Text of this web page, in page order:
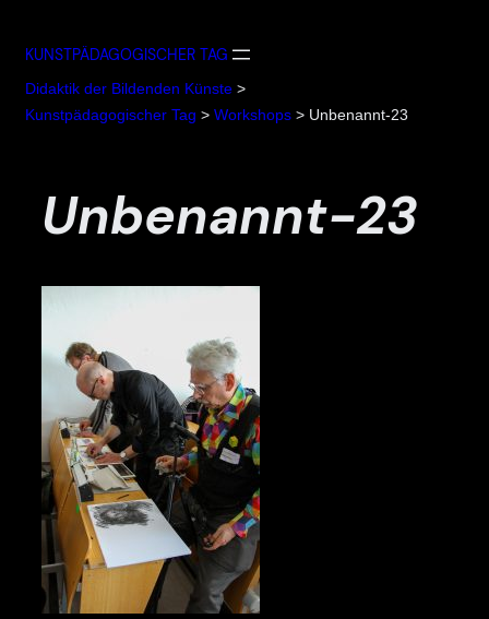
Inhalt
KUNSTPÄDAGOGISCHER TAG
Didaktik der Bildenden Künste >
Kunstpädagogischer Tag > Workshops > Unbenannt-23
Unbenannt-23